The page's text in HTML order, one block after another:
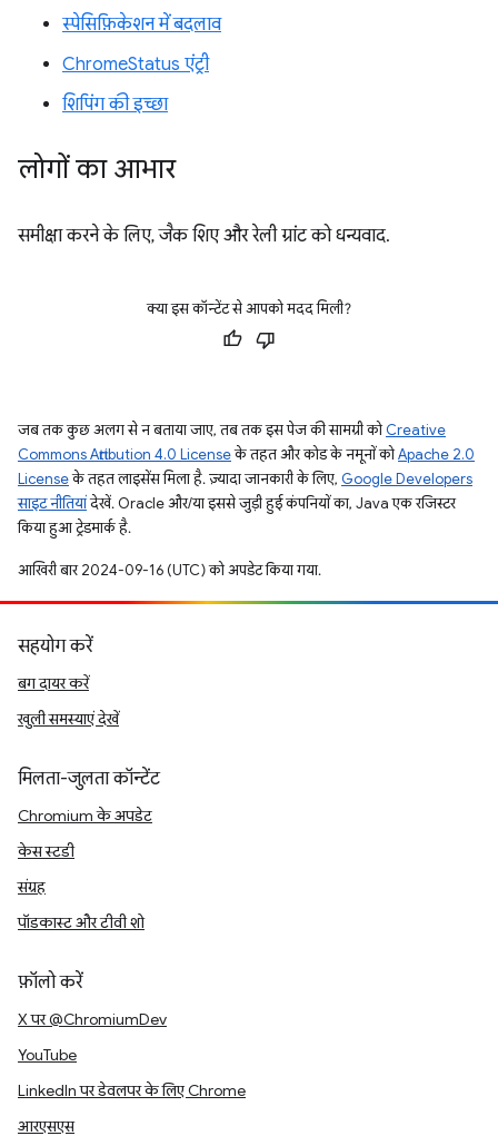
स्पेसिफ़िकेशन में बदलाव
ChromeStatus एंट्री
शिपिंग की इच्छा
लोगों का आभार
समीक्षा करने के लिए, जैक शिए और रेली ग्रांट को धन्यवाद.
क्या इस कॉन्टेंट से आपको मदद मिली?
जब तक कुछ अलग से न बताया जाए, तब तक इस पेज की सामग्री कोCreative
Commons Attribution 4.0 Licenseके तहत और कोड के नमूनों कोApache 2.0
Licenseके तहत लाइसेंस मिला है. ज़्यादा जानकारी के लिए, Google Developers
साइट नीतियांदेखें. Oracle और/या इससे जुड़ी हुई कंपनियों का, Java एक रजिस्टर
किया हुआ ट्रेडमार्क है.
आखिरी बार 2024-09-16 (UTC) को अपडेट किया गया.
सहयोग करें
बग दायर करें
खुली समस्याएं देखें
मिलता-जुलता कॉन्टेंट
Chromium के अपडेट
केस स्टडी
संग्रह
पॉडकास्ट और टीवी शो
फ़ॉलो करें
X पर @ChromiumDev
YouTube
LinkedIn पर डेवलपर के लिए Chrome
आरएसएस